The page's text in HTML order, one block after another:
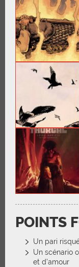
POINTS
Un pari
Un scénario
et d’amour